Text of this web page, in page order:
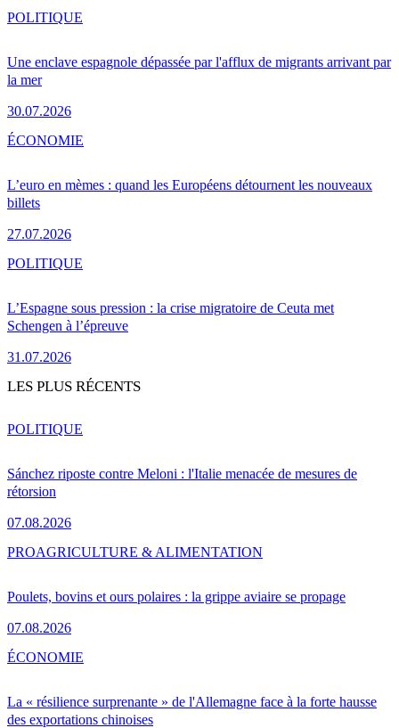
Une enclave espagnole dépassée par l'afflux de migrants arrivant par
la mer
30.07.2026
POLITIQUE
L’euro en mèmes : quand les Européens détournent les nouveaux
billets
27.07.2026
ÉCONOMIE
L’Espagne sous pression : la crise migratoire de Ceuta met
Schengen à l’épreuve
31.07.2026
POLITIQUE
LES PLUS RÉCENTS
Sánchez riposte contre Meloni : l'Italie menacée de mesures de
rétorsion
07.08.2026
POLITIQUE
Poulets, bovins et ours polaires : la grippe aviaire se propage
07.08.2026
PROAGRICULTURE & ALIMENTATION
La « résilience surprenante » de l'Allemagne face à la forte hausse
des exportations chinoises
ÉCONOMIE